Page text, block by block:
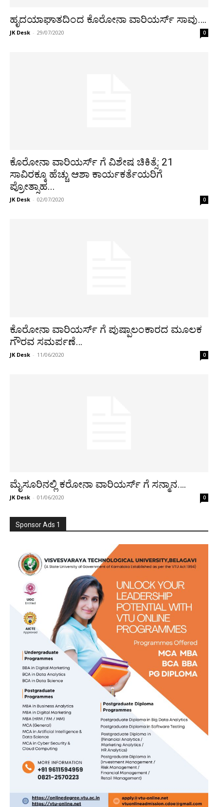
ಹೃದಯಾಘಾತದಿಂದ ಕೊರೋನಾ ವಾರಿಯರ್ಸ್ ಸಾವು….
JK Desk - 29/07/2020 0
ಕೊರೋನಾ ವಾರಿಯರ್ಸ್ ಗೆ ವಿಶೇಷ ಚಿಕಿತ್ಸೆ: 21
ಸಾವಿರಕ್ಕೂ ಹೆಚ್ಚು ಆಶಾ ಕಾರ್ಯಕರ್ತೆಯರಿಗೆ
ಪ್ರೋತ್ಸಾಹ...
JK Desk - 02/07/2020 0
ಕೊರೋನಾ ವಾರಿಯರ್ಸ್ ಗೆ ಪುಷ್ಪಾಲಂಕಾರದ ಮೂಲಕ
ಗೌರವ ಸಮರ್ಪಣೆ…
JK Desk - 11/06/2020 0
ಮೈಸೂರಿನಲ್ಲಿ ಕರೋನಾ ವಾರಿಯರ್ಸ್ ಗೆ ಸನ್ಮಾನ….
JK Desk - 01/06/2020 0
Sponsor Ads 1